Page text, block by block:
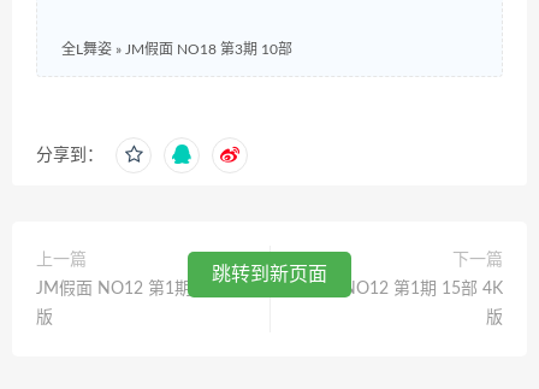
全L舞姿 » JM假面 NO18 第3期 10部
分享到：
上一篇
JM假面 NO12 第1期 15部 4K
版
下一篇
JM假面 NO12 第1期 15部 4K
版
跳转到新页面